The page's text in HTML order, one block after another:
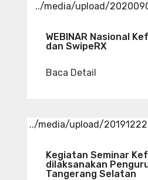
../media/upload/
WEBINAR Nasional
dan SwipeRX
Baca Detail
../media/upload/
Kegiatan Seminar
dilaksanakan
Tangerang Selatan